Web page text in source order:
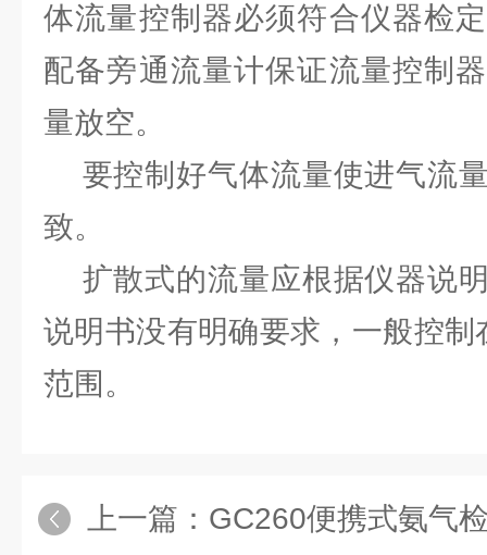
体流量控制器必须符合仪器检
配备旁通流量计保证流量控制
量放空。
要控制好气体流量使进气流
致。
扩散式的流量应根据仪器说
说明书没有明确要求，一般控
范围。
上一篇： GC260便携式氨气